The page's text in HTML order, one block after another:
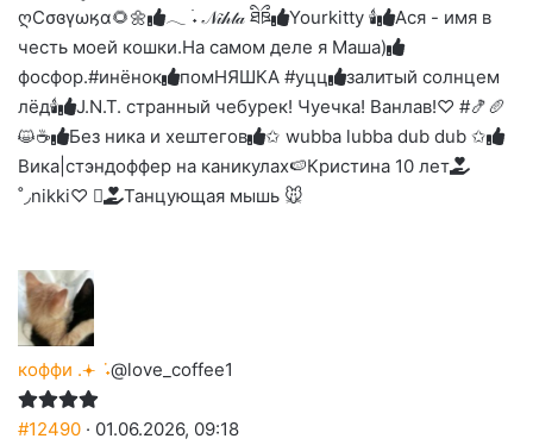
ღСσɞγωӄα🌻🌼
𓂃 ࣪˖ 𝒩𝒾𝒽𝓉𝒶 ཐིཋྀ Yourkitty 🕯️
Ася - имя в
честь моей кошки.На самом деле я Маша)
фосфор.#инёнок
помНЯШКА #уцц
залитый солнцем
лёд🕯
J.N.T. странный чебурек! Чуечка! Ванлав!♡ #🍤🥖
😺☕
Без ника и хештегов
✩ wubba lubba dub dub ✩
Вика|стэндоффер на каникулах🍉Кристина 10 лет
˚◞nikki♡ ⃗
Танцующая мышь 🐭
коффи .𖥔 ݁ ˖@love_coffee1
#12490 · 01.06.2026, 09:18